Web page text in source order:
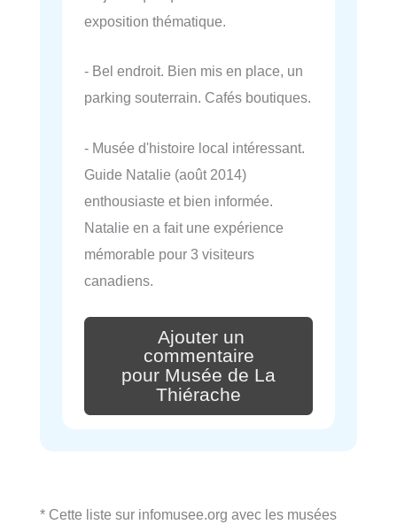
exposition thématique.
- Bel endroit. Bien mis en place, un
parking souterrain. Cafés boutiques.
- Musée d'histoire local intéressant.
Guide Natalie (août 2014)
enthousiaste et bien informée.
Natalie en a fait une expérience
mémorable pour 3 visiteurs
canadiens.
Ajouter un
commentaire
pour Musée de La
Thiérache
* Cette liste sur infomusee.org avec les musées